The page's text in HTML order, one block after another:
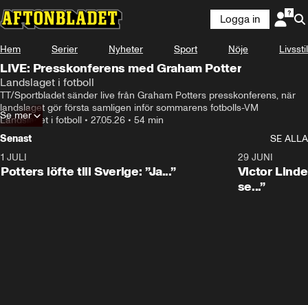
Logga in
Hem Serier Nyheter Sport Nöje Livsstil
LIVE: Presskonferens med Graham Potter
Landslaget i fotboll
TT/Sportbladet sänder live från Graham Potters presskonferens, när
landslaget gör första samligen inför sommarens fotbolls-VM
Landslaget i fotboll • 27.05.26 • 54 min
Se mer
Senast
SE ALLA
1 JULI
Potters löfte till Sverige: ”Ja...”
29 JUNI
Victor
se...”